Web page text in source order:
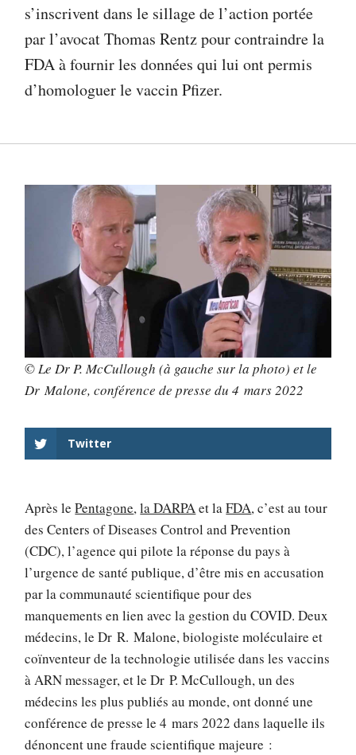
s’inscrivent dans le sillage de l’action portée
par l’avocat Thomas Rentz pour contraindre la
FDA à fournir les données qui lui ont permis
d’homologuer le vaccin Pfizer.
© Le Dr P. McCullough (à gauche sur la photo) et le
Dr Malone, conférence de presse du 4 mars 2022
Twitter
Après lePentagone,la DARPAet laFDA, c’est au tour
des Centers of Diseases Control and Prevention
(CDC), l’agence qui pilote la réponse du pays à
l’urgence de santé publique, d’être mis en accusation
par la communauté scientifique pour des
manquements en lien avec la gestion du COVID. Deux
médecins, le Dr R. Malone, biologiste moléculaire et
coïnventeur de la technologie utilisée dans les vaccins
à ARN messager, et le Dr P. McCullough, un des
médecins les plus publiés au monde, ont donné une
conférence de presse le 4 mars 2022 dans laquelle ils
dénoncent une fraude scientifique majeure :